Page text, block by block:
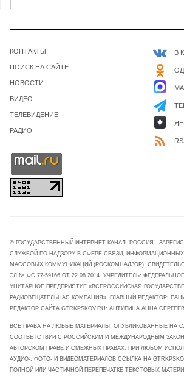
КОНТАКТЫ
ПОИСК НА САЙТЕ
НОВОСТИ
ВИДЕО
ТЕЛЕВИДЕНИЕ
РАДИО
В
© ГОСУДАРСТВЕННЫЙ ИНТЕРНЕТ-КАНАЛ "РОССИЯ".
СЛУЖБОЙ ПО НАДЗОРУ В СФЕРЕ СВЯЗИ, ИНФОРМАЦИОННЫХ
МАССОВЫХ КОММУНИКАЦИЙ (РОСКОМНАДЗОР).
ЭЛ № ФС 77-59166 ОТ 22.08.2014. УЧРЕДИТЕЛЬ:
УНИТАРНОЕ ПРЕДПРИЯТИЕ «ВСЕРОССИЙСКАЯ
РАДИОВЕЩАТЕЛЬНАЯ КОМПАНИЯ». ГЛАВНЫЙ РЕДАКТОР:
РЕДАКТОР САЙТА GTRKPSKOV.RU: АНТИПИНА АННА
ВСЕ ПРАВА НА ЛЮБЫЕ МАТЕРИАЛЫ, ОПУБЛИКОВАННЫЕ НА
СООТВЕТСТВИИ С РОССИЙСКИМ И МЕЖДУНАРОДНЫМ
АВТОРСКОМ ПРАВЕ И СМЕЖНЫХ ПРАВАХ. ПРИ ЛЮБОМ
АУДИО-, ФОТО- И ВИДЕОМАТЕРИАЛОВ ССЫЛКА НА
ПОЛНОЙ ИЛИ ЧАСТИЧНОЙ ПЕРЕПЕЧАТКЕ ТЕКСТОВЫХ